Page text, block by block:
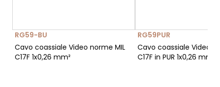
RG59-BU
Cavo coassiale Video norme MIL
C17F 1x0,26 mm²
RG59PUR
Cavo coassiale Video
C17F in PUR 1x0,26 mm²